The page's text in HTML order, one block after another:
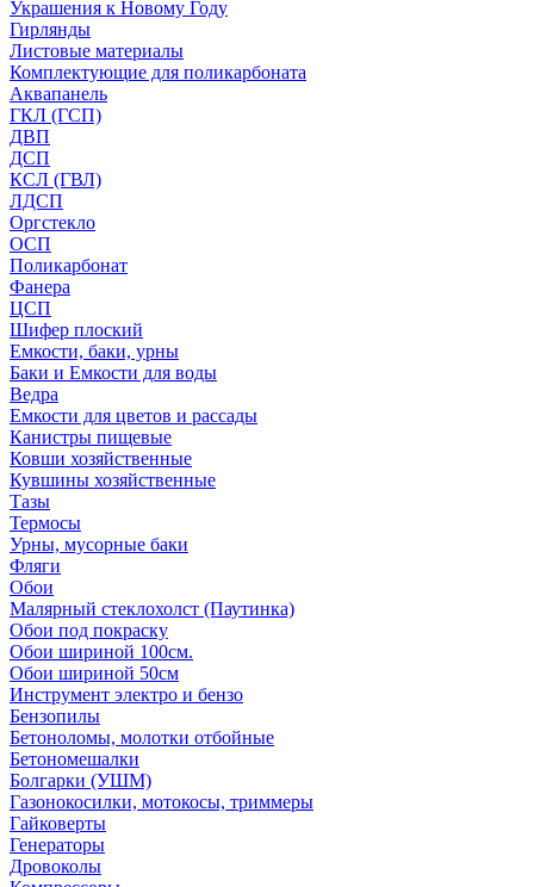
Украшения к Новому Году
Гирлянды
Листовые материалы
Комплектующие для поликарбоната
Аквапанель
ГКЛ (ГСП)
ДВП
ДСП
КСЛ (ГВЛ)
ЛДСП
Оргстекло
ОСП
Поликарбонат
Фанера
ЦСП
Шифер плоский
Емкости, баки, урны
Баки и Емкости для воды
Ведра
Емкости для цветов и рассады
Канистры пищевые
Ковши хозяйственные
Кувшины хозяйственные
Тазы
Термосы
Урны, мусорные баки
Фляги
Обои
Малярный стеклохолст (Паутинка)
Обои под покраску
Обои шириной 100см.
Обои шириной 50см
Инструмент электро и бензо
Бензопилы
Бетоноломы, молотки отбойные
Бетономешалки
Болгарки (УШМ)
Газонокосилки, мотокосы, триммеры
Гайковерты
Генераторы
Дровоколы